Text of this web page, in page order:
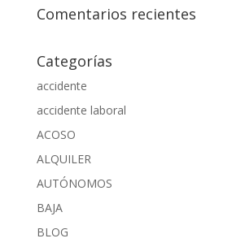
Comentarios recientes
Categorías
accidente
accidente laboral
ACOSO
ALQUILER
AUTÓNOMOS
BAJA
BLOG